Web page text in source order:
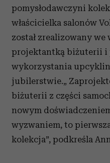
pomysłodawczyni
właścicielka salonów
został zrealizowany we
projektantką biżuterii i
wykorzystania
jubilerstwie.„
biżuterii z części
nowym
wyzwaniem, to
kolekcja”, podkreśla